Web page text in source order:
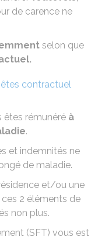
de carence ne
selon que
contractuel
êtes rémunéré à
.
et indemnités ne
de maladie.
et/ou une
ces 2 éléments de
non plus.
(SFT) vous est